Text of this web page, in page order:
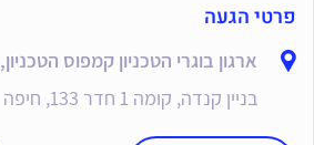
פרטי הגעה
ארגון בוגרי הטכניון קמפוס הטכניון,
בניין קנדה, קומה 1 חדר 133, חיפה